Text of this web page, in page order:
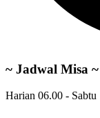
~ Jadwal Misa ~
Harian 06.00 -